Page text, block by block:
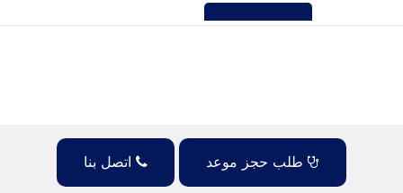
طلب حجز موعد اتصل بنا